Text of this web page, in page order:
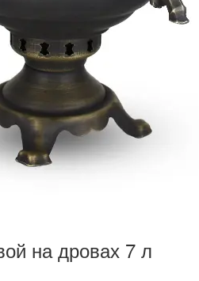
на дровах 7 л